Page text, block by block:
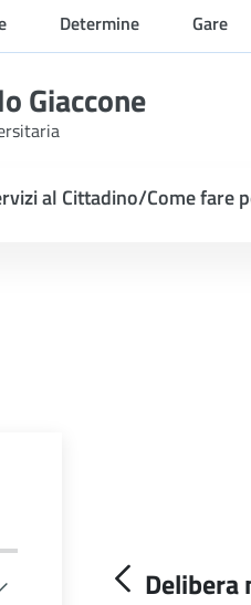
Determine Gare
Giaccone
al Cittadino/Come fare
Delibera